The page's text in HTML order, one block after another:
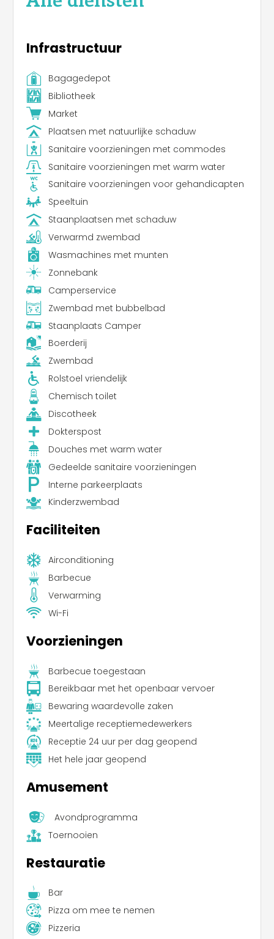
Infrastructuur
Bagagedepot
Bibliotheek
Market
Plaatsen met natuurlijke schaduw
Sanitaire voorzieningen met commodes
Sanitaire voorzieningen met warm water
Sanitaire voorzieningen voor gehandicapten
Speeltuin
Staanplaatsen met schaduw
Verwarmd zwembad
Wasmachines met munten
Zonnebank
Camperservice
Zwembad met bubbelbad
Staanplaats Camper
Boerderij
Zwembad
Rolstoel vriendelijk
Chemisch toilet
Discotheek
Dokterspost
Douches met warm water
Gedeelde sanitaire voorzieningen
Interne parkeerplaats
Kinderzwembad
Faciliteiten
Airconditioning
Barbecue
Verwarming
Wi-Fi
Voorzieningen
Barbecue toegestaan
Bereikbaar met het openbaar vervoer
Bewaring waardevolle zaken
Meertalige receptiemedewerkers
Receptie 24 uur per dag geopend
Het hele jaar geopend
Amusement
Avondprogramma
Toernooien
Restauratie
Bar
Pizza om mee te nemen
Pizzeria